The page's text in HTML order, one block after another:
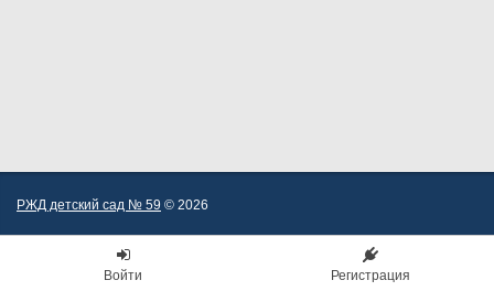
РЖД детский сад № 59 © 2026
Войти Регистрация